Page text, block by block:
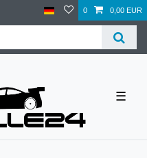
0 0,00 EUR
☰